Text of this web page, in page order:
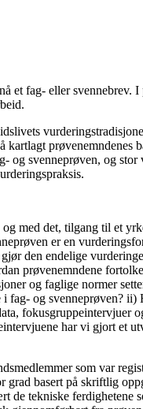
et fag- eller svennebrev. I
prøvenemndenes
og svenneprøven, og stor
med det, tilgang til et
er en
den endelige
prøvenemndene
og faglige normer
fag- og svenneprøven?
fokusgruppeintervjuer
har vi gjort et
som var
basert på skriftlig
de tekniske ferdighetene